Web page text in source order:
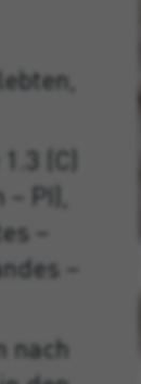
(C)
PI),
–
–
nach